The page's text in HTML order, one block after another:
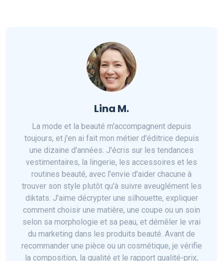
Lina M.
La mode et la beauté m'accompagnent depuis
toujours, et j'en ai fait mon métier d'éditrice depuis
une dizaine d'années. J'écris sur les tendances
vestimentaires, la lingerie, les accessoires et les
routines beauté, avec l'envie d'aider chacune à
trouver son style plutôt qu'à suivre aveuglément les
diktats. J'aime décrypter une silhouette, expliquer
comment choisir une matière, une coupe ou un soin
selon sa morphologie et sa peau, et démêler le vrai
du marketing dans les produits beauté. Avant de
recommander une pièce ou un cosmétique, je vérifie
la composition, la qualité et le rapport qualité-prix,